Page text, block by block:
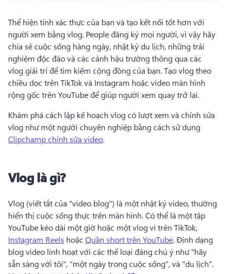
Thể hiện tính xác thực của bạn và tạo kết nối tốt hơn với
người xem bằng vlog. People đăng ký mọi người, vì vậy hãy
chia sẻ cuộc sống hàng ngày, nhật ký du lịch, những trải
nghiệm độc đáo và các cảnh hậu trường thông qua các
vlog giải trí để tìm kiếm cộng đồng của bạn. Tạo vlog theo
chiều dọc trên TikTok và Instagram hoặc video màn hình
rộng gốc trên YouTube để giúp người xem quay trở lại.
Khám phá cách lập kế hoạch vlog có lượt xem và chỉnh sửa
vlog như một người chuyên nghiệp bằng cách sử dụng
Clipchamp chỉnh sửa video.
Vlog là gì?
Vlog (viết tắt của "video blog") là một nhật ký video, thường
hiển thị cuộc sống thực trên màn hình. Có thể là một tập
YouTube kéo dài một giờ hoặc một vlog vi trên TikTok,
Instagram Reels hoặc Quần short trên YouTube. Định dạng
blog video linh hoạt với các thể loại đáng chú ý như "hãy